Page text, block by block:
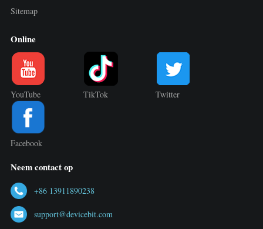
Sitemap
Online
YouTube TikTok Twitter
Facebook
Neem contact op
+86 13911890238
support@devicebit.com